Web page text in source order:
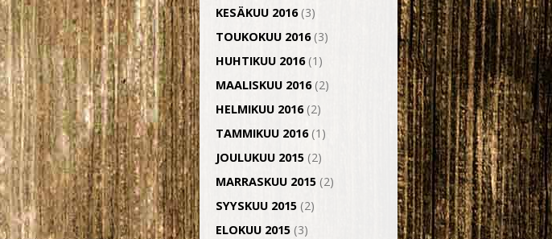
KESÄKUU 2016(3)
TOUKOKUU 2016(3)
HUHTIKUU 2016(1)
MAALISKUU 2016(2)
HELMIKUU 2016(2)
TAMMIKUU 2016(1)
JOULUKUU 2015 (2)
MARRASKUU 2015 (2)
SYYSKUU 2015 (2)
ELOKUU 2015 (3)